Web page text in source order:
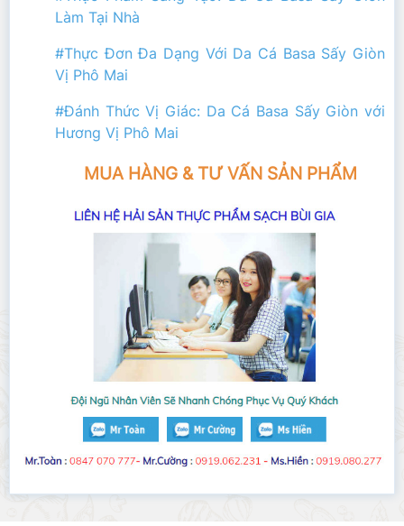
Làm Tại Nhà
#Thực Đơn Đa Dạng Với Da Cá Basa Sấy Giòn
Vị Phô Mai
#Đánh Thức Vị Giác: Da Cá Basa Sấy Giòn với
Hương Vị Phô Mai
MUA HÀNG & TƯ VẤN SẢN PHẨM